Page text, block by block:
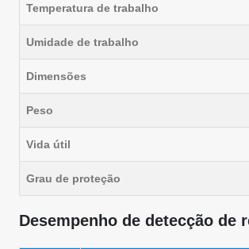
Temperatura de trabalho
Umidade de trabalho
Dimensões
Peso
Vida útil
Grau de proteção
Desempenho de detecção de